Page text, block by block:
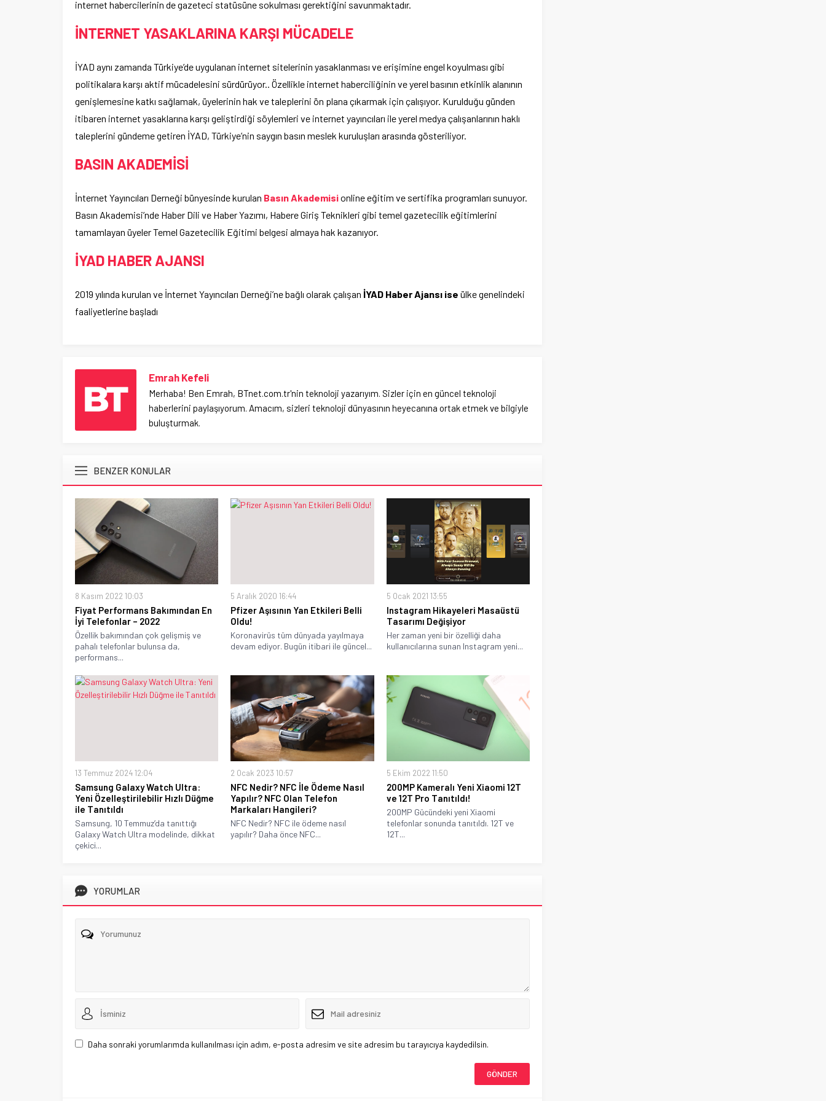
internet habercilerinin de gazeteci statüsüne sokulması gerektiğini savunmaktadır.
İNTERNET YASAKLARINA KARŞI MÜCADELE
İYAD aynı zamanda Türkiye’de uygulanan internet sitelerinin yasaklanması ve erişimine engel koyulması gibi
politikalara karşı aktif mücadelesini sürdürüyor.. Özellikle internet haberciliğinin ve yerel basının etkinlik alanının
genişlemesine katkı sağlamak, üyelerinin hak ve taleplerini ön plana çıkarmak için çalışıyor. Kurulduğu günden
itibaren internet yasaklarına karşı geliştirdiği söylemleri ve internet yayıncıları ile yerel medya çalışanlarının haklı
taleplerini gündeme getiren İYAD, Türkiye’nin saygın basın meslek kuruluşları arasında gösteriliyor.
BASIN AKADEMİSİ
İnternet Yayıncıları Derneği bünyesinde kurulan Basın Akademisionline eğitim ve sertifika programları sunuyor.
Basın Akademisi’nde Haber Dili ve Haber Yazımı, Habere Giriş Teknikleri gibi temel gazetecilik eğitimlerini
tamamlayan üyeler Temel Gazetecilik Eğitimi belgesi almaya hak kazanıyor.
İYAD HABER AJANSI
2019 yılında kurulan ve İnternet Yayıncıları Derneği’ne bağlı olarak çalışan İYAD Haber Ajansı ise ülke genelindeki
faaliyetlerine başladı
Emrah Kefeli
Merhaba! Ben Emrah, BTnet.com.tr'nin teknoloji yazarıyım. Sizler için en güncel teknoloji
haberlerini paylaşıyorum. Amacım, sizleri teknoloji dünyasının heyecanına ortak etmek ve bilgiyle
buluşturmak.
BENZER KONULAR
8 Kasım 2022 10:03
Fiyat Performans Bakımından En
İyi Telefonlar – 2022
Özellik bakımından çok gelişmiş ve
pahalı telefonlar bulunsa da,
performans...
5 Aralık 2020 16:44
Pfizer Aşısının Yan Etkileri Belli
Oldu!
Koronavirüs tüm dünyada yayılmaya
devam ediyor. Bugün itibari ile güncel...
5 Ocak 2021 13:55
Instagram Hikayeleri Masaüstü
Tasarımı Değişiyor
Her zaman yeni bir özelliği daha
kullanıcılarına sunan Instagram yeni...
13 Temmuz 2024 12:04
Samsung Galaxy Watch Ultra:
Yeni Özelleştirilebilir Hızlı Düğme
ile Tanıtıldı
Samsung, 10 Temmuz’da tanıttığı
Galaxy Watch Ultra modelinde, dikkat
çekici...
2 Ocak 2023 10:57
NFC Nedir? NFC İle Ödeme Nasıl
Yapılır? NFC Olan Telefon
Markaları Hangileri?
NFC Nedir? NFC ile ödeme nasıl
yapılır? Daha önce NFC...
5 Ekim 2022 11:50
200MP Kameralı Yeni Xiaomi 12T
ve 12T Pro Tanıtıldı!
200MP Gücündeki yeni Xiaomi
telefonlar sonunda tanıtıldı. 12T ve
12T...
YORUMLAR
Daha sonraki yorumlarımda kullanılması için adım, e-posta adresim ve site adresim bu tarayıcıya kaydedilsin.